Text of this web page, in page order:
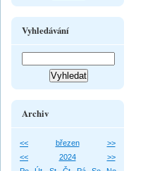
Vyhledávání
Archiv
<< březen
>>
<<
2024
>>